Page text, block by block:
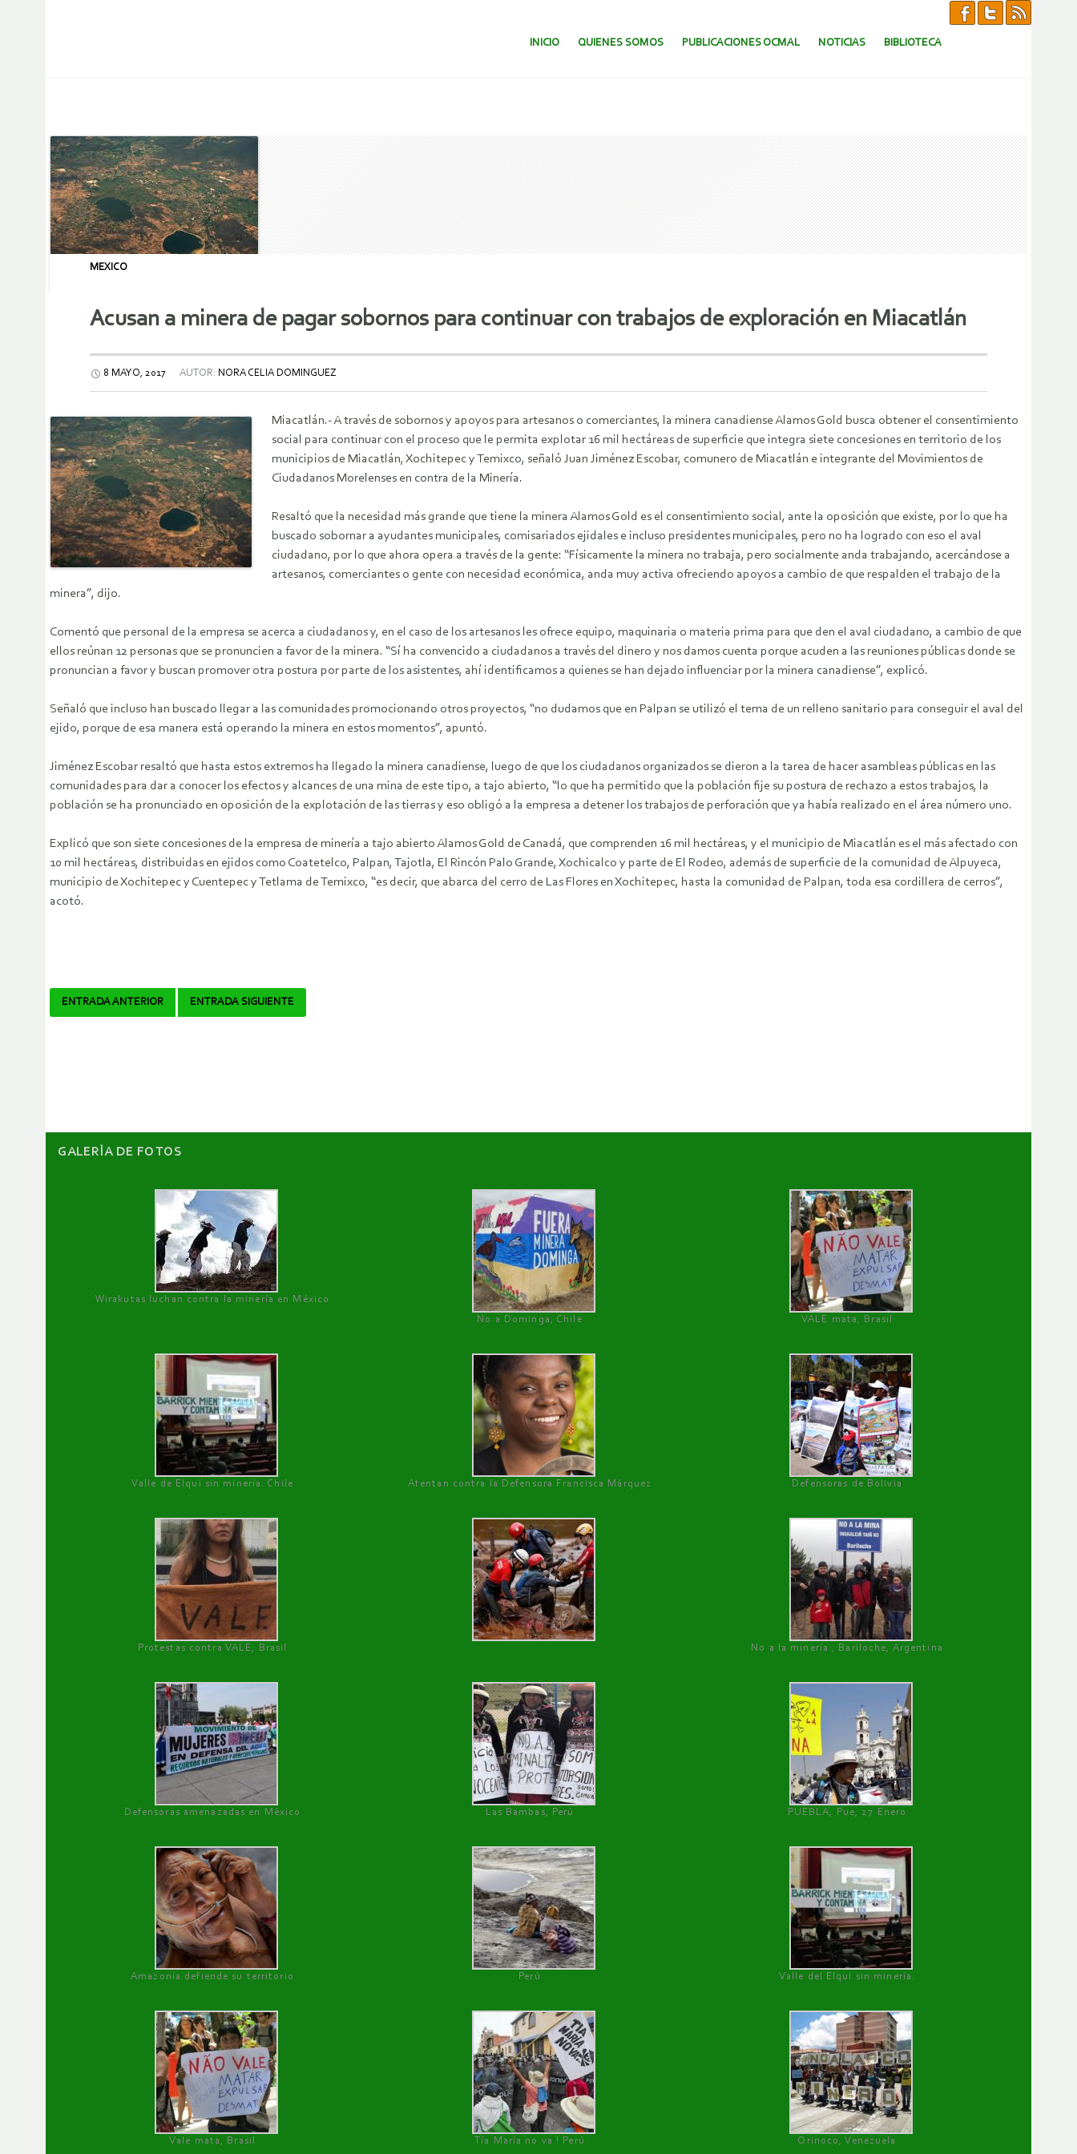
SALTAR AL CONTENIDO.
INICIO QUIENES SOMOS PUBLICACIONES OCMAL NOTICIAS BIBLIOTECA
MEXICO
Acusan a minera de pagar sobornos para continuar con trabajos de exploración en Miacatlán
8 MAYO, 2017 AUTOR: NORA CELIA DOMINGUEZ
Miacatlán.- A través de sobornos y apoyos para artesanos o comerciantes, la minera canadiense Alamos Gold busca obtener el consentimiento
social para continuar con el proceso que le permita explotar 16 mil hectáreas de superficie que integra siete concesiones en territorio de los
municipios de Miacatlán, Xochitepec y Temixco, señaló Juan Jiménez Escobar, comunero de Miacatlán e integrante del Movimientos de
Ciudadanos Morelenses en contra de la Minería.
Resaltó que la necesidad más grande que tiene la minera Alamos Gold es el consentimiento social, ante la oposición que existe, por lo que ha
buscado sobornar a ayudantes municipales, comisariados ejidales e incluso presidentes municipales, pero no ha logrado con eso el aval
ciudadano, por lo que ahora opera a través de la gente: “Físicamente la minera no trabaja, pero socialmente anda trabajando, acercándose a
artesanos, comerciantes o gente con necesidad económica, anda muy activa ofreciendo apoyos a cambio de que respalden el trabajo de la
minera”, dijo.
Comentó que personal de la empresa se acerca a ciudadanos y, en el caso de los artesanos les ofrece equipo, maquinaria o materia prima para que den el aval ciudadano, a cambio de que
ellos reúnan 12 personas que se pronuncien a favor de la minera. “Sí ha convencido a ciudadanos a través del dinero y nos damos cuenta porque acuden a las reuniones públicas donde se
pronuncian a favor y buscan promover otra postura por parte de los asistentes, ahí identificamos a quienes se han dejado influenciar por la minera canadiense”, explicó.
Señaló que incluso han buscado llegar a las comunidades promocionando otros proyectos, “no dudamos que en Palpan se utilizó el tema de un relleno sanitario para conseguir el aval del
ejido, porque de esa manera está operando la minera en estos momentos”, apuntó.
Jiménez Escobar resaltó que hasta estos extremos ha llegado la minera canadiense, luego de que los ciudadanos organizados se dieron a la tarea de hacer asambleas públicas en las
comunidades para dar a conocer los efectos y alcances de una mina de este tipo, a tajo abierto, “lo que ha permitido que la población fije su postura de rechazo a estos trabajos, la
población se ha pronunciado en oposición de la explotación de las tierras y eso obligó a la empresa a detener los trabajos de perforación que ya había realizado en el área número uno.
Explicó que son siete concesiones de la empresa de minería a tajo abierto Alamos Gold de Canadá, que comprenden 16 mil hectáreas, y el municipio de Miacatlán es el más afectado con
10 mil hectáreas, distribuidas en ejidos como Coatetelco, Palpan, Tajotla, El Rincón Palo Grande, Xochicalco y parte de El Rodeo, además de superficie de la comunidad de Alpuyeca,
municipio de Xochitepec y Cuentepec y Tetlama de Temixco, “es decir, que abarca del cerro de Las Flores en Xochitepec, hasta la comunidad de Palpan, toda esa cordillera de cerros”,
acotó.
Navegador
ENTRADA ANTERIOR ENTRADA SIGUIENTE
GALERÌA DE FOTOS
Wirakutas luchan contra la minería en México
No a Dominga, Chile
VALE mata, Brasil
Valle de Elqui sin minería. Chile Atentan contra la Defensora Francisca Márquez Defensoras de Bolivia
Protestas contra VALE, Brasil No a la minería , Bariloche, Argentina
Defensoras amenazadas en México Las Bambas, Perú PUEBLA, Pue, 27 Enero
Amazonía defiende su territorio Perú Valle del Elqui sin minería.
Vale mata, Brasil Tía María no va ! Perú Orinoco, Venezuela